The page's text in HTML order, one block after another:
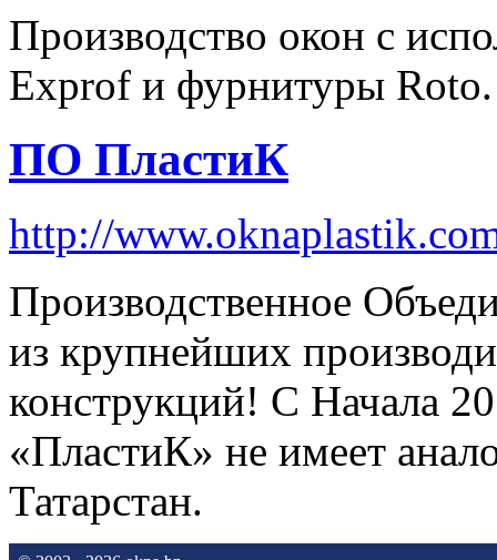
Производство окон с
Exprof и фурнитуры Roto.
ПО ПластиК
http://
Производственное
из крупнейших
конструкций! С Начала
«ПластиК» не имеет
Татарстан.